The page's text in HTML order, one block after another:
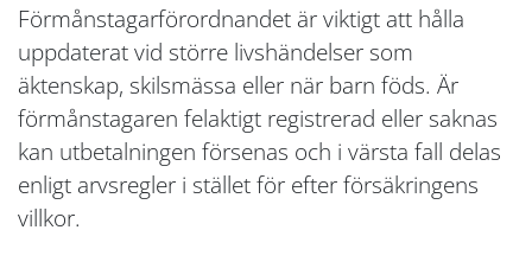
Förmånstagarförordnandet är viktigt att hålla
uppdaterat vid större livshändelser som
äktenskap, skilsmässa eller när barn föds. Är
förmånstagaren felaktigt registrerad eller saknas
kan utbetalningen försenas och i värsta fall delas
enligt arvsregler i stället för efter försäkringens
villkor.